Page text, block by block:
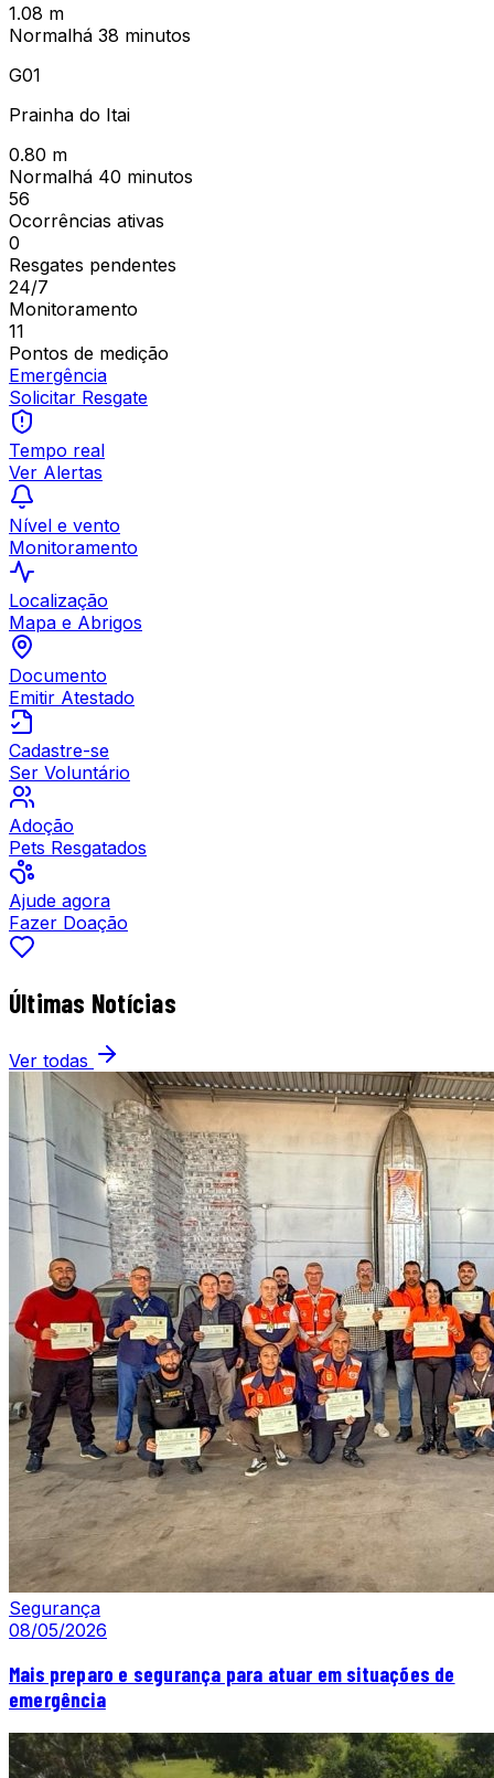
1.08 m
Normalhá 38 minutos
G01
Prainha do Itai
0.80 m
Normalhá 40 minutos
56
Ocorrências ativas
0
Resgates pendentes
24/7
Monitoramento
11
Pontos de medição
Emergência
Solicitar Resgate
Tempo real
Ver Alertas
Nível e vento
Monitoramento
Localização
Mapa e Abrigos
Documento
Emitir Atestado
Cadastre-se
Ser Voluntário
Adoção
Pets Resgatados
Ajude agora
Fazer Doação
Últimas Notícias
Ver todas
Segurança
08/05/2026
Mais preparo e segurança para atuar em situações de
emergência